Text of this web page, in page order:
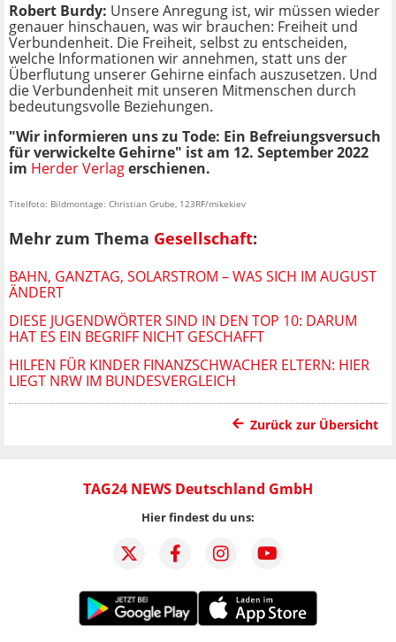
Robert Burdy: Unsere Anregung ist, wir müssen wieder
genauer hinschauen, was wir brauchen: Freiheit und
Verbundenheit. Die Freiheit, selbst zu entscheiden,
welche Informationen wir annehmen, statt uns der
Überflutung unserer Gehirne einfach auszusetzen. Und
die Verbundenheit mit unseren Mitmenschen durch
bedeutungsvolle Beziehungen.
"Wir informieren uns zu Tode: Ein Befreiungsversuch
für verwickelte Gehirne" ist am 12. September 2022
im Herder Verlagerschienen.
Titelfoto: Bildmontage: Christian Grube, 123RF/mikekiev
Mehr zum Thema Gesellschaft:
BAHN, GANZTAG, SOLARSTROM – WAS SICH IM AUGUST
ÄNDERT
DIESE JUGENDWÖRTER SIND IN DEN TOP 10: DARUM
HAT ES EIN BEGRIFF NICHT GESCHAFFT
HILFEN FÜR KINDER FINANZSCHWACHER ELTERN: HIER
LIEGT NRW IM BUNDESVERGLEICH
Zurück zur Übersicht
TAG24 NEWS Deutschland GmbH
Hier findest du uns: